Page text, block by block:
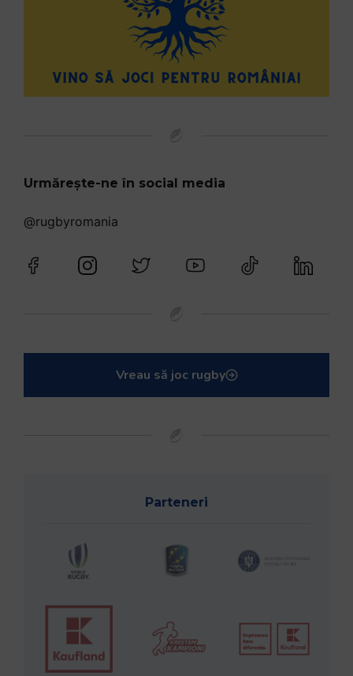
Urmărește-ne în social media
@rugbyromania
Vreau să joc rugby
Parteneri